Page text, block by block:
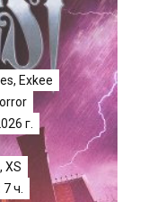
Exkee
г.
,XS
7 ч.